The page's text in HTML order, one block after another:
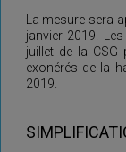
La mesure sera
janvier 2019.
juillet de la CSG
exonérés de la
2019.